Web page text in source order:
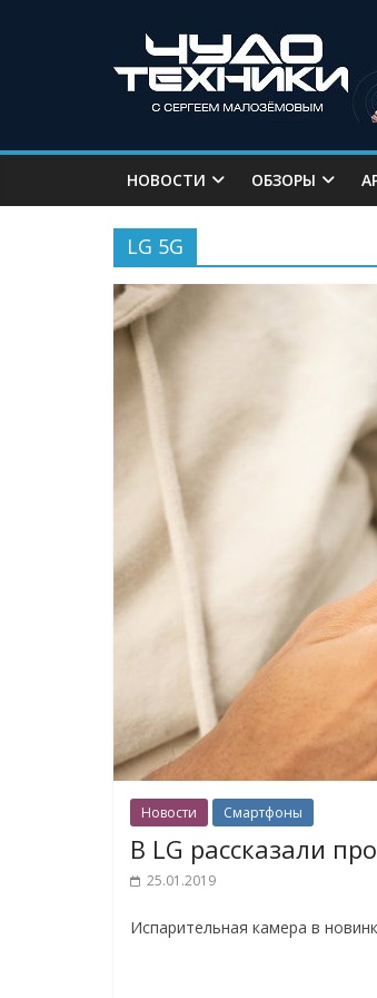
НОВОСТИ ОБЗОРЫ
LG 5G
Новости Смартфоны
В LG рассказали
25.01.2019
Испарительная камера в